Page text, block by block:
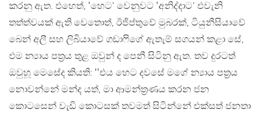
කරනු ඇත. එහෙත්, ‛හෙට’ වෙනුවට ‛අනිද්දාට’ එවැනි
තත්ත්වයක් ඇති වෙතොත්, ඊජිප්තුවේ මුබරක්, ටියුනීසියාවේ
බෙන් අලී සහ ලිබියාවේ ගඩාෆිගේ ඇතැම් සගයන් කළා සේ,
එම න්‍යාය පත්‍රය තුළ ඔවුන් ද පෙනී සිටිනු ඇත. තව දුරටත්
ඔවුහූ මෙසේද කියති: ‛‛එය හෙට දවසේ මගේ න්‍යාය පත්‍රය
නොවන්නේ මන්ද යත්, මා ආමන්ත්‍රණය කරන ජන
කොටසෙන් වැඩි කොටසක් තවමත් සිටින්නේ එක්සත් ජනතා